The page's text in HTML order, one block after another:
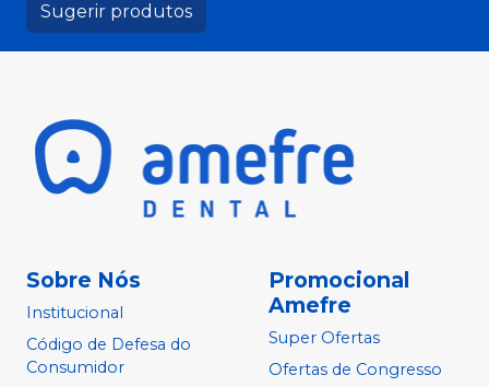
Sugerir produtos
Sobre Nós
Institucional
Código de Defesa do
Consumidor
Promocional
Amefre
Super Ofertas
Ofertas de Congresso